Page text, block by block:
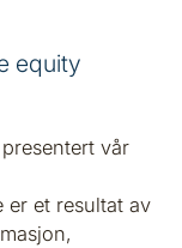
equity
vår
er et resultat av